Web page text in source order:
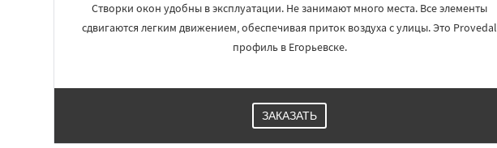
Пущино Раменское Реутов Рошаль Рузф
Сергиев Посад
Створки окон удобны в эксплуатации. Не занимают много места. Все элементы
сдвигаются легким движением, обеспечивая приток воздуха с улицы. Это Provedal
профиль в Егорьевске.
ЗАКАЗАТЬ